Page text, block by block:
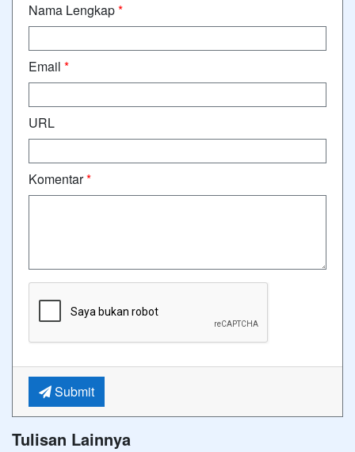
Nama Lengkap*
Email *
URL
Komentar*
Submit
Tulisan Lainnya